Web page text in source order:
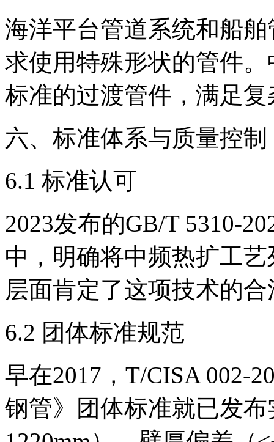
海洋平台管道系统和船
求使用特殊形状的管件
标准的过渡管件，满足
六、标准体系与质量控制
6.1 标准认可
2023发布的GB/T 5310-
中，明确将中频热扩工
层面肯定了这项技术的
6.2 团体标准规范
早在2017，T/CISA 002-
钢管》团体标准就已发